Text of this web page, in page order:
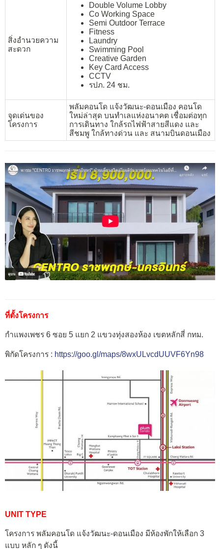
สิ่งอำนวยความ
สะดวก
Double Volume Lobby
Co Working Space
Semi Outdoor Terrace
Fitness
Laundry
Swimming Pool
Creative Garden
Key Card Access
CCTV
รปภ. 24 ชม.
จุดเด่นของ
โครงการ
พลัมคอนโด แจ้งวัฒนะ-ดอนเมือง คอนโด
ใหม่ล่าสุด บนทำเลแห่งอนาคต เชื่อมต่อทุก
การเดินทาง ใกล้รถไฟฟ้าสายสีแดง และ
สีชมพู ใกล้ทางด่วน และ สนามบินดอนเมือง
ที่ตั้งโครงการ
กำแพงเพชร 6 ซอย 5 แยก 2 แขวงทุ่งสองห้อง เขตหลักสี่ กทม.
พิกัดโครงการ : https://goo.gl/maps/8wxULvcdUUVF6Yn98
UNIT TYPE
โครงการ พลัมคอนโด แจ้งวัฒนะ-ดอนเมือง มีห้องพักให้เลือก 3
แบบ หลัก ๆ ดังนี้